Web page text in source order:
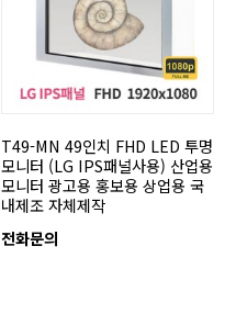
T49-MN 49인치 FHD LED 투명
모니터 (LG IPS패널사용) 산업용
모니터 광고용 홍보용 상업용 국
내제조 자체제작
전화문의